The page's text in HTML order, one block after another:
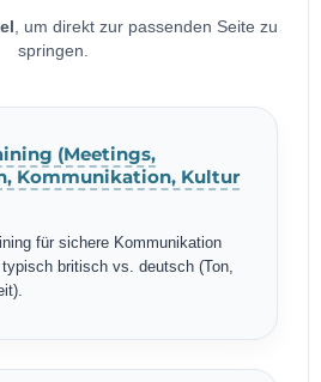
, um direkt zur passenden Seite zu
springen.
(Meetings,
Kommunikation, Kultur
für sichere Kommunikation
britisch vs. deutsch (Ton,